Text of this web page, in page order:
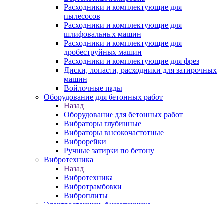
Расходники и комплектующие для
пылесосов
Расходники и комплектующие для
шлифовальных машин
Расходники и комплектующие для
дробеструйных машин
Расходники и комплектующие для фрез
Диски, лопасти, расходники для затирочных
машин
Войлочные пады
Оборудование для бетонных работ
Назад
Оборудование для бетонных работ
Вибраторы глубинные
Вибраторы высокочастотные
Виброрейки
Ручные затирки по бетону
Вибротехника
Назад
Вибротехника
Вибротрамбовки
Виброплиты